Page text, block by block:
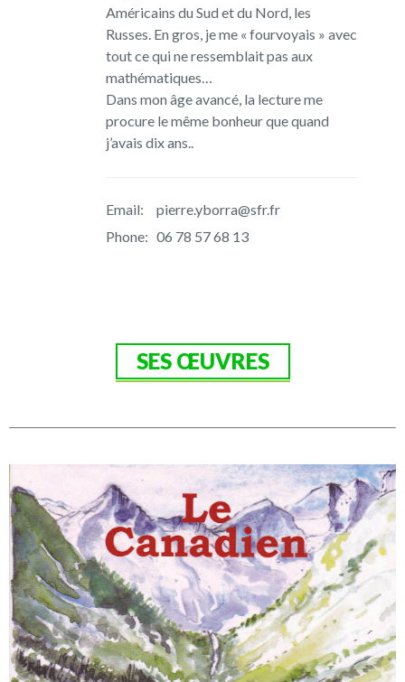
Américains du Sud et du Nord, les
Russes. En gros, je me « fourvoyais » avec
tout ce qui ne ressemblait pas aux
mathématiques…
Dans mon âge avancé, la lecture me
procure le même bonheur que quand
Email:
pierre.yborra@sfr.fr
Phone: 06 78 57 68 13
SES ŒUVRES